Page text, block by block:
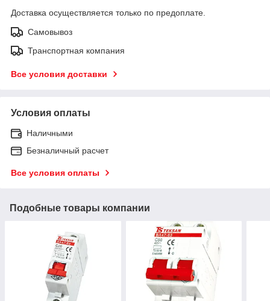
Доставка осуществляется только по предоплате.
Самовывоз
Транспортная компания
Все условия доставки
Условия оплаты
Наличными
Безналичный расчет
Все условия оплаты
Подобные товары компании